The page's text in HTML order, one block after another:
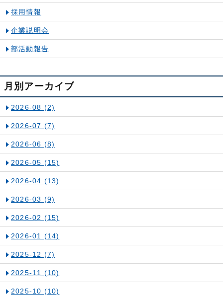
採用情報
企業説明会
部活動報告
月別アーカイブ
2026-08 (2)
2026-07 (7)
2026-06 (8)
2026-05 (15)
2026-04 (13)
2026-03 (9)
2026-02 (15)
2026-01 (14)
2025-12 (7)
2025-11 (10)
2025-10 (10)